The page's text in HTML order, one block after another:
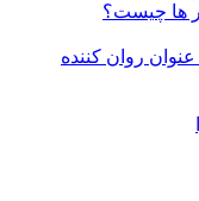
روان کننده